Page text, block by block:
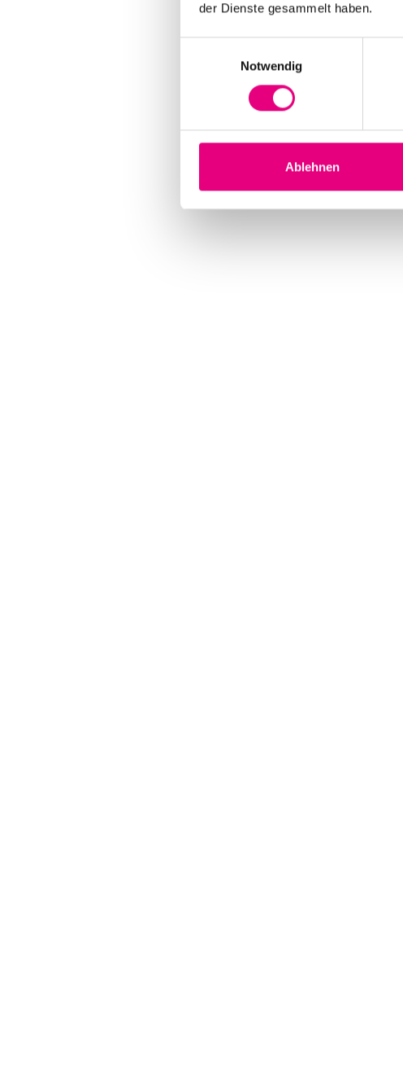
der Dienste gesammelt haben.
Notwendig
Ablehnen